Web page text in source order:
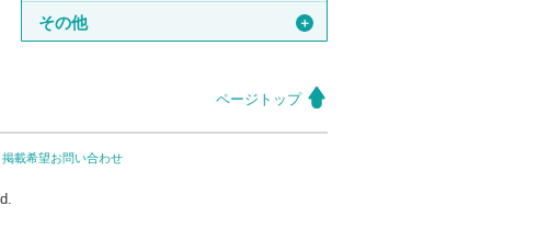
その他 ＋
ページトップ
掲載希望お問い合わせ